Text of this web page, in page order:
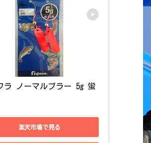
ラ ノーマルブラー 5g 蛍
楽天市場で見る